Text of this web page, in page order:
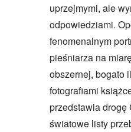
uprzejmymi, ale
odpowiedziami.
fenomenalnym
pieśniarza na
obszernej, bogato
fotografiami
przedstawia drogę
światowe listy